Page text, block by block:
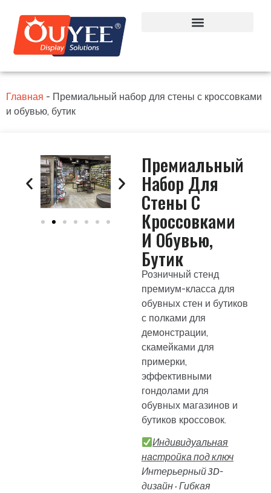
Главная - Премиальный набор для стены с кроссовками
и обувью, бутик
Премиальный
Набор Для
Стены С
Кроссовками
И Обувью,
Бутик
Розничный стенд
премиум-класса для
обувных стен и бутиков
с полками для
демонстрации,
скамейками для
примерки,
эффективными
гондолами для
обувных магазинов и
бутиков кроссовок.
Индивидуальная
настройка под ключ
Интерьерный 3D-
дизайн · Гибкая